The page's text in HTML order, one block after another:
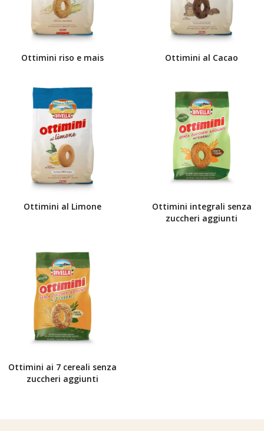
Ottimini riso e mais Ottimini al Cacao
Ottimini al Limone
Ottimini integrali senza
zuccheri aggiunti
Ottimini ai 7 cereali senza
zuccheri aggiunti